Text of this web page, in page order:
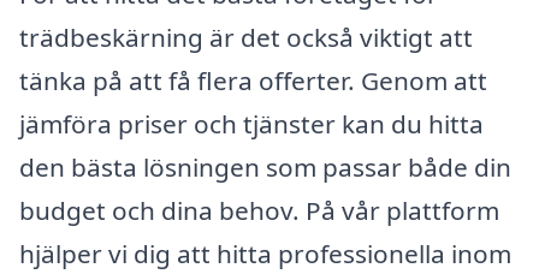
trädbeskärning är det också viktigt att
tänka på att få flera offerter. Genom att
jämföra priser och tjänster kan du hitta
den bästa lösningen som passar både din
budget och dina behov. På vår plattform
hjälper vi dig att hitta professionella inom